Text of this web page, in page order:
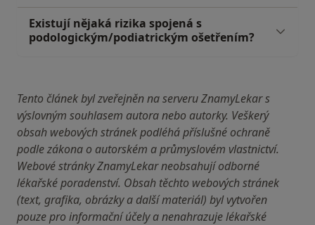
Existují nějaká rizika spojená s
podologickým/podiatrickým ošetřením?
Tento článek byl zveřejněn na serveru ZnamyLekar s
výslovným souhlasem autora nebo autorky. Veškerý
obsah webových stránek podléhá příslušné ochraně
podle zákona o autorském a průmyslovém vlastnictví.
Webové stránky ZnamyLekar neobsahují odborné
lékařské poradenství. Obsah těchto webových stránek
(text, grafika, obrázky a další materiál) byl vytvořen
pouze pro informační účely a nenahrazuje lékařské